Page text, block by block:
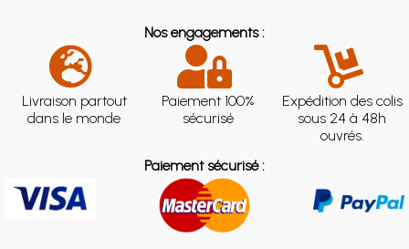
Nos engagements :
Livraison partout
dans le monde
Paiement 100%
sécurisé
Expédition des colis
sous 24 à 48h
ouvrés.
Paiement sécurisé :